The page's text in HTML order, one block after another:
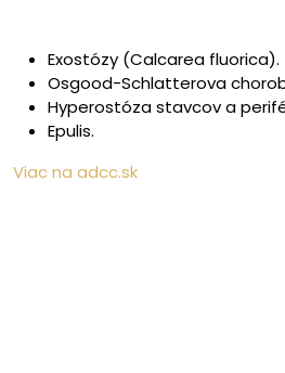
Exostózy (Calcarea fluorica).
Osgood-Schlatterova
Hyperostóza stavcov a
Epulis.
Viac na adcc.sk